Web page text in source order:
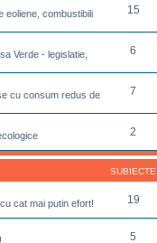
eoliene, combustibili
15
Verde - legislatie,
6
cu consum redus de
7
2
SUBIECTE
cat mai putin efort! 19
5